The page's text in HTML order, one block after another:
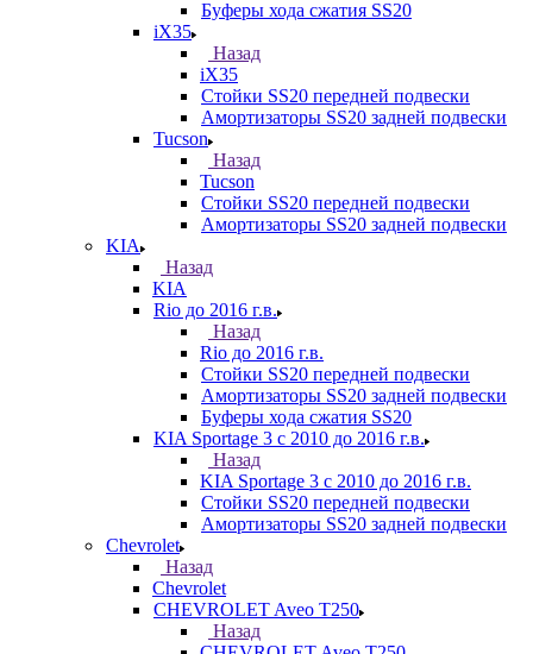
Буферы хода сжатия SS20
iX35
Назад
iX35
Стойки SS20 передней подвески
Амортизаторы SS20 задней подвески
Tucson
Назад
Tucson
Стойки SS20 передней подвески
Амортизаторы SS20 задней подвески
KIA
Назад
KIA
Rio до 2016 г.в.
Назад
Rio до 2016 г.в.
Стойки SS20 передней подвески
Амортизаторы SS20 задней подвески
Буферы хода сжатия SS20
KIA Sportage 3 с 2010 до 2016 г.в.
Назад
KIA Sportage 3 с 2010 до 2016 г.в.
Стойки SS20 передней подвески
Амортизаторы SS20 задней подвески
Chevrolet
Назад
Chevrolet
CHEVROLET Aveo T250
Назад